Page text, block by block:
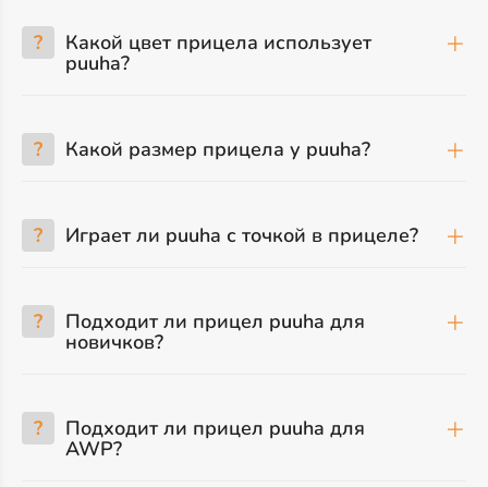
? Какой цвет прицела использует
puuha?
? Какой размер прицела у puuha?
? Играет ли puuha с точкой в прицеле?
? Подходит ли прицел puuha для
новичков?
? Подходит ли прицел puuha для
AWP?